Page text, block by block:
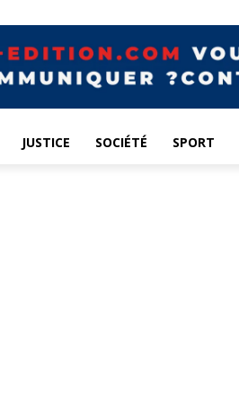
JUSTICE SOCIÉTÉ SPORT